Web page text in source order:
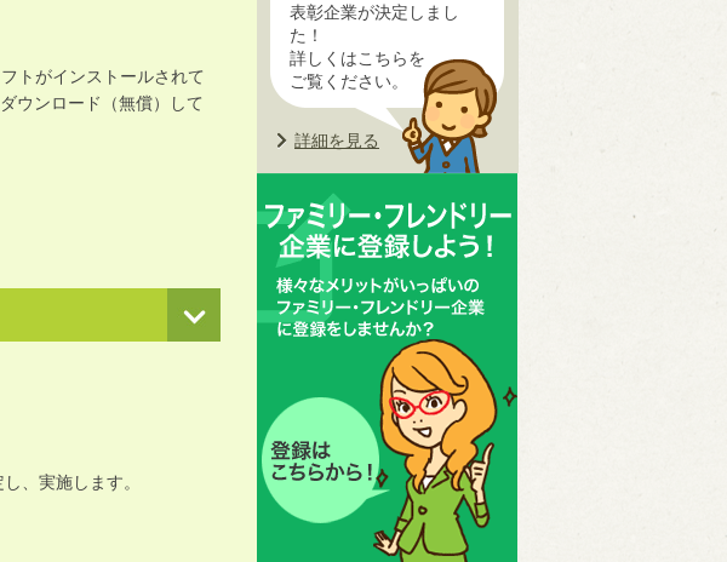
トがインストールされて
ウンロード（無償）して
、実施します。
表彰企業が決定しまし
た！
詳しくはこちらを
ご覧ください。
詳細を見る